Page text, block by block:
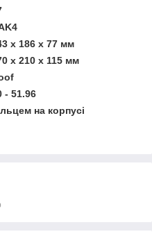
x 186 х 77 мм
x 210 x 115 мм
- 51.96
на корпусі